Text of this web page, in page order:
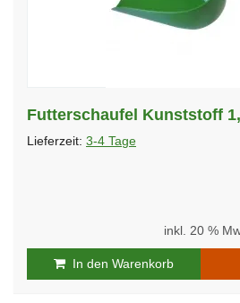
Futterschaufel Kunststoff
Lieferzeit: 3-4 Tage
inkl. 20 %
In den Warenkorb